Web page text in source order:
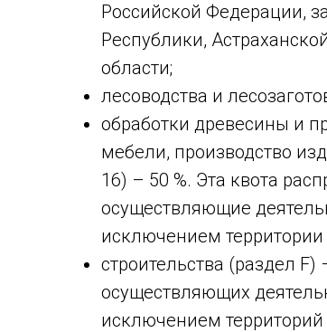
Российской Федерации,
Республики,
области;
лесоводства и
обработки древесины и
мебели, производство
16) – 50 %. Эта квота
осуществляющие
исключением территории
строительства (раздел F)
осуществляющих
исключением территорий